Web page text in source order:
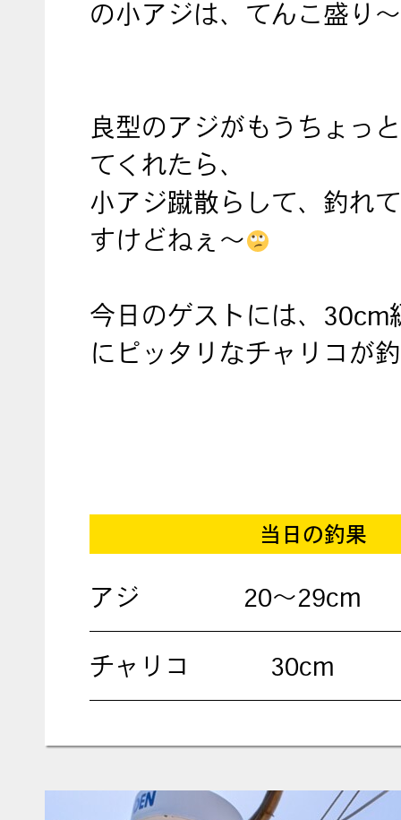
の小アジは、てんこ盛り〜
良型のアジがもうちょっ
てくれたら、
小アジ蹴散らして、釣れ
すけどねぇ〜
今日のゲストには、30cm
にピッタリなチャリコが
当日の釣果
アジ 20〜29cm
チャリコ 30cm